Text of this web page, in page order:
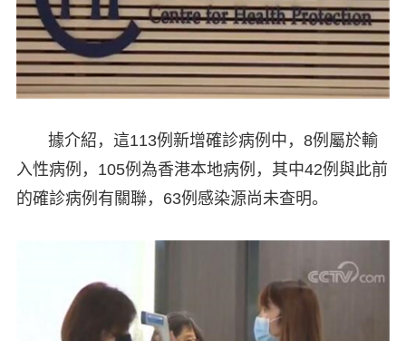
據介紹，這113例新增確診病例中，8例屬於輸
入性病例，105例為香港本地病例，其中42例與此前
的確診病例有關聯，63例感染源尚未查明。